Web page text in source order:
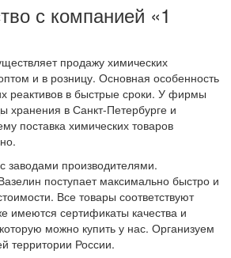
с компанией «1
продажу химических
и в розницу. Основная особенность
реактивов в быстрые сроки. У фирмы
хранения в Санкт-Петербурге и
поставка химических товаров
заводами производителями.
поступает максимально быстро и
Все товары соответствуют
имеются сертификаты качества и
можно купить у нас. Организуем
территории России.